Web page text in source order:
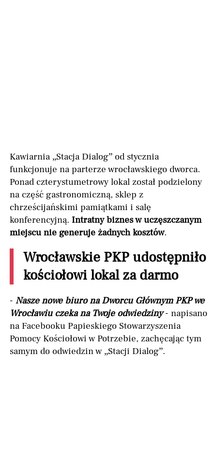
Kawiarnia „Stacja Dialog” od stycznia
funkcjonuje na parterze wrocławskiego dworca.
Ponad czterystumetrowy lokal został podzielony
na część gastronomiczną, sklep z
chrześcijańskimi pamiątkami i salę
konferencyjną. Intratny biznes w uczęszczanym
miejscu nie generuje żadnych kosztów.
Wrocławskie PKP udostępniło
kościołowi lokal za darmo
- Nasze nowe biuro na Dworcu Głównym PKP we
Wrocławiu czeka na Twoje odwiedziny- napisano
na Facebooku Papieskiego Stowarzyszenia
Pomocy Kościołowi w Potrzebie, zachęcając tym
samym do odwiedzin w „Stacji Dialog”.